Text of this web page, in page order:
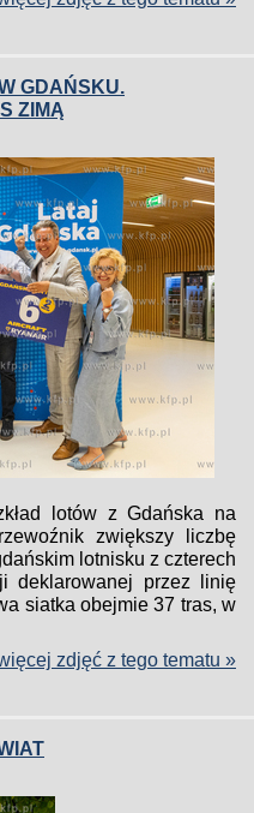
GDAŃSKU.
ZIMĄ
lotów z Gdańska na
zwiększy liczbę
lotnisku z czterech
deklarowanej przez linię
siatka obejmie 37 tras, w
zdjęć z tego tematu »